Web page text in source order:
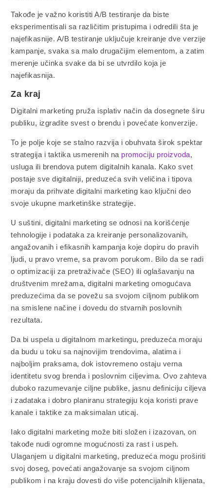
Takođe je važno koristiti A/B testiranje da biste
eksperimentisali sa različitim pristupima i odredili šta je
najefikasnije. A/B testiranje uključuje kreiranje dve verzije
kampanje, svaka sa malo drugačijim elementom, a zatim
merenje učinka svake da bi se utvrdilo koja je
najefikasnija.
Za kraj
Digitalni marketing pruža isplativ način da dosegnete širu
publiku, izgradite svest o brendu i povećate konverzije.
To je polje koje se stalno razvija i obuhvata širok spektar
strategija i taktika usmerenih na promociju proizvoda,
usluga ili brendova putem digitalnih kanala. Kako svet
postaje sve digitalniji, preduzeća svih veličina i tipova
moraju da prihvate digitalni marketing kao ključni deo
svoje ukupne marketinške strategije.
U suštini, digitalni marketing se odnosi na korišćenje
tehnologije i podataka za kreiranje personalizovanih,
angažovanih i efikasnih kampanja koje dopiru do pravih
ljudi, u pravo vreme, sa pravom porukom. Bilo da se radi
o optimizaciji za pretraživače (SEO) ili oglašavanju na
društvenim mrežama, digitalni marketing omogućava
preduzećima da se povežu sa svojom ciljnom publikom
na smislene načine i dovedu do stvarnih poslovnih
rezultata.
Da bi uspela u digitalnom marketingu, preduzeća moraju
da budu u toku sa najnovijim trendovima, alatima i
najboljim praksama, dok istovremeno ostaju verna
identitetu svog brenda i poslovnim ciljevima. Ovo zahteva
duboko razumevanje ciljne publike, jasnu definiciju ciljeva
i zadataka i dobro planiranu strategiju koja koristi prave
kanale i taktike za maksimalan uticaj.
Iako digitalni marketing može biti složen i izazovan, on
takođe nudi ogromne mogućnosti za rast i uspeh.
Ulaganjem u digitalni marketing, preduzeća mogu proširiti
svoj doseg, povećati angažovanje sa svojom ciljnom
publikom i na kraju dovesti do više potencijalnih klijenata,